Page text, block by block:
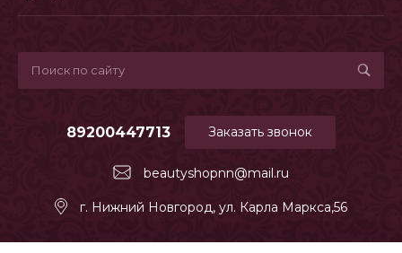
beautyshopnn@mail.ru
89200447713
г. Нижний Новгород, ул. Карла Маркса,56
Заказать звонок